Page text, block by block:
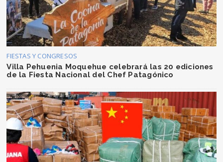
FIESTAS Y CONGRESOS
Villa Pehuenia Moquehue celebrará las 20 ediciones
de la Fiesta Nacional del Chef Patagónico